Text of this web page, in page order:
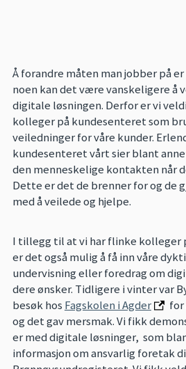
Å forandre måten man jobber på
noen kan det være vanskeligere å
digitale løsningen. Derfor er vi
kolleger på kundesenteret som
veiledninger for våre kunder.
kundesenteret vårt sier blant
den menneskelige kontakten når
Dette er det de brenner for og de
med å veilede og hjelpe.
I tillegg til at vi har flinke kolleger
er det også mulig å få inn våre
undervisning eller foredrag om
dere ønsker. Tidligere i vinter var
besøk hos Fagskolen i Agder
for
og det gav mersmak. Vi fikk
er med digitale løsninger, som
informasjon om ansvarlig foretak